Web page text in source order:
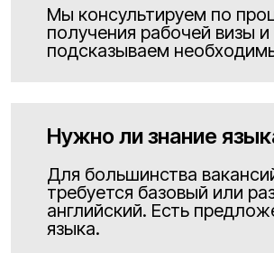
Мы консультируем по
получения рабочей визы и
подсказываем
Нужно ли знание
Для большинства
требуется базовый или
английский. Есть
языка.